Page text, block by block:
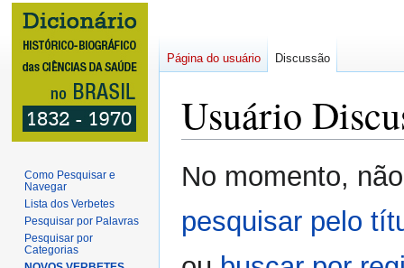
Usuário
Ir
para
Ir
para
No momento,
pesquisar pelo
Página do usuário Discussão
Como Pesquisar e
Navegar
Lista dos Verbetes
Pesquisar por Palavras
Pesquisar por
Categorias